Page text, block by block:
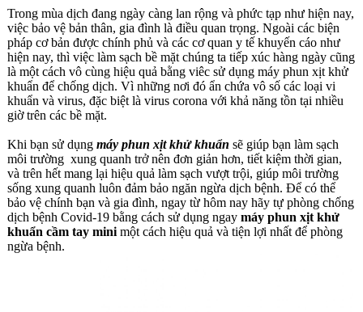
Trong mùa dịch đang ngày càng lan rộng và phức tạp như hiện nay,
việc bảo vệ bản thân, gia đình là điều quan trọng. Ngoài các biện
pháp cơ bản được chính phủ và các cơ quan y tế khuyến cáo như
hiện nay, thì việc làm sạch bề mặt chúng ta tiếp xúc hàng ngày cũng
là một cách vô cùng hiệu quả bằng viêc sử dụng máy phun xịt khử
khuẩn để chống dịch. Vì những nơi đó ẩn chứa vô số các loại vi
khuẩn và virus, đặc biệt là virus corona với khả năng tồn tại nhiều
giờ trên các bề mặt.
Khi bạn sử dụng máy phun xịt khử khuẩn sẽ giúp bạn làm sạch
môi trường xung quanh trở nên đơn giản hơn, tiết kiệm thời gian,
và trên hết mang lại hiệu quả làm sạch vượt trội, giúp môi trường
sống xung quanh luôn đảm bảo ngăn ngừa dịch bệnh. Để có thể
bảo vệ chính bạn và gia đình, ngay từ hôm nay hãy tự phòng chống
dịch bệnh Covid-19 bằng cách sử dụng ngay máy phun xịt khử
khuẩn cầm tay minimột cách hiệu quả và tiện lợi nhất để phòng
ngừa bệnh.